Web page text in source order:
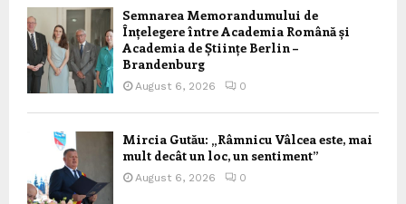
Semnarea Memorandumului de
Înțelegere între Academia Română și
Academia de Științe Berlin –
Brandenburg
August 6, 2026 0
Mircia Gutău: „Râmnicu Vâlcea este, mai
mult decât un loc, un sentiment”
August 6, 2026 0